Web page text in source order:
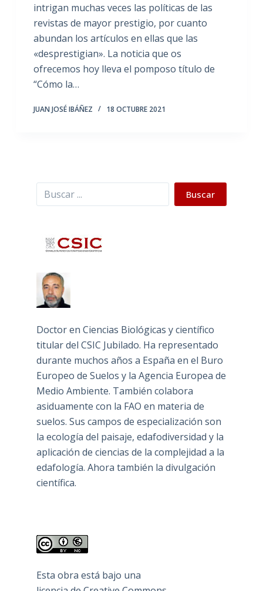
intrigan muchas veces las políticas de las
revistas de mayor prestigio, por cuanto
abundan los artículos en ellas que las
«desprestigian». La noticia que os
ofrecemos hoy lleva el pomposo título de
“Cómo la…
JUAN JOSÉ IBÁÑEZ 18 OCTUBRE 2021
Buscar Buscar
Doctor en Ciencias Biológicas y científico
titular del CSIC Jubilado. Ha representado
durante muchos años a España en el Buro
Europeo de Suelos y la Agencia Europea de
Medio Ambiente. También colabora
asiduamente con la FAO en materia de
suelos. Sus campos de especialización son
la ecología del paisaje, edafodiversidad y la
aplicación de ciencias de la complejidad a la
edafología. Ahora también la divulgación
científica.
Esta obra está bajo una